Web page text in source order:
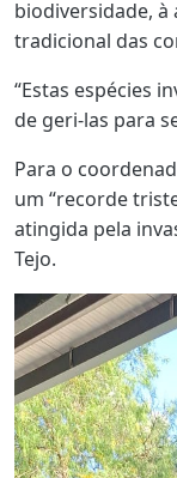
biodiversidade,
tradicional das
“Estas espécies
de geri-las para
Para o
um “recorde
atingida pela
Tejo.